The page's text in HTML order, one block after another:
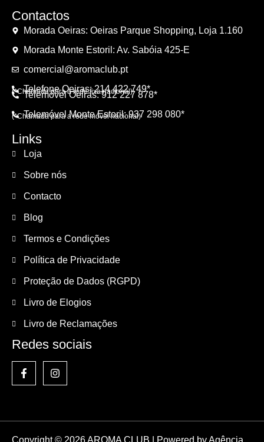
Contactos
Morada Oeiras: Oeiras Parque Shopping, Loja 1.160
Morada Monte Estoril: Av. Sabóia 425-E
comercial@aromaclub.pt
Telefone Oeiras: 214 422 749*
(*Chamada para a rede fixa nacional)
Telemóvel Oeiras: 912 227 878*
Telemóvel Monte Estoril: 937 298 080*
(*Chamada para a rede móvel nacional)
Links
Loja
Sobre nós
Contacto
Blog
Termos e Condições
Política de Privacidade
Proteção de Dados (RGPD)
Livro de Elogios
Livro de Reclamações
Redes sociais
Copyright © 2026 AROMA CLUB | Powered by Agência